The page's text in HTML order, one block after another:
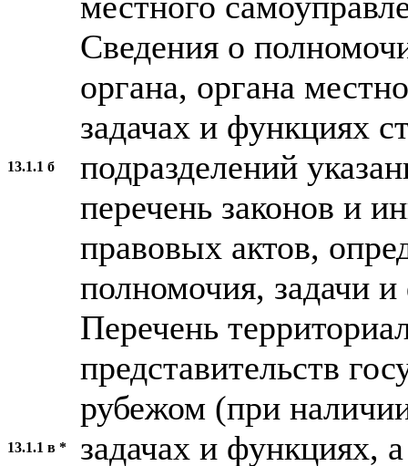
13.1.1 б
Сведения о
органа, органа
задачах и функциях
подразделений
перечень законов и
правовых актов,
полномочия, задачи
13.1.1 в *
Перечень
представительств
рубежом (при
задачах и функциях,